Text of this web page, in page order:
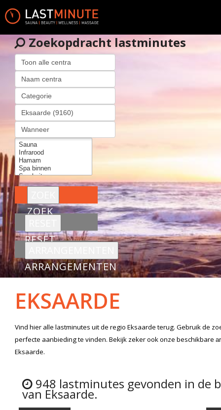
Zoekopdracht lastminutes
ZOEK
RESET
ARRANGEMENTEN
EKSAARDE
Vind hier alle lastminutes uit de regio Eksaardeterug. Gebruik de
perfecte aanbieding te vinden. Bekijk zeker ook onze beschikbare
Eksaarde.
948 lastminutes gevonden in de
van Eksaarde.